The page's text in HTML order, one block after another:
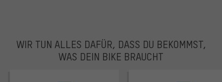
WIR TUN ALLES DAFÜR, DASS DU BEKOMMST,
WAS DEIN BIKE BRAUCHT